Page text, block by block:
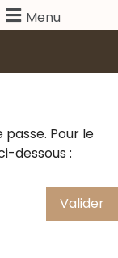
Menu
Pour le
dessous :